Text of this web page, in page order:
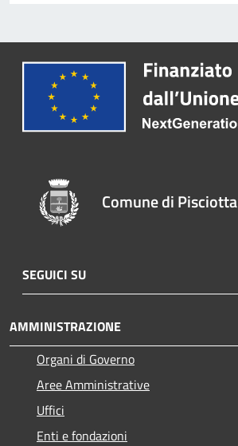
Comune di Pisciotta
SEGUICI SU
AMMINISTRAZIONE
Organi di Governo
Aree Amministrative
Uffici
Enti e fondazioni